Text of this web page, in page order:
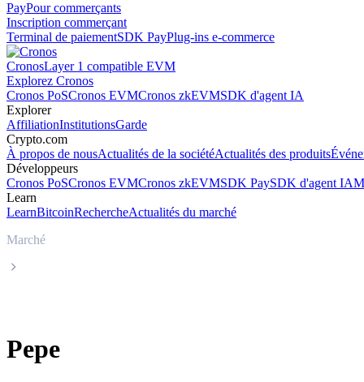
PayPour commerçants
Inscription commerçant
Terminal de paiementSDK PayPlug-ins e-commerce
CronosLayer 1 compatible EVM
Explorez Cronos
Cronos PoSCronos EVMCronos zkEVMSDK d'agent IA
Explorer
AffiliationInstitutionsGarde
Crypto.com
À propos de nousActualités de la sociétéActualités des produits
Développeurs
Cronos PoSCronos EVMCronos zkEVMSDK PaySDK d'agent IA
Learn
LearnBitcoinRechercheActualités du marché
Marché
Pepe